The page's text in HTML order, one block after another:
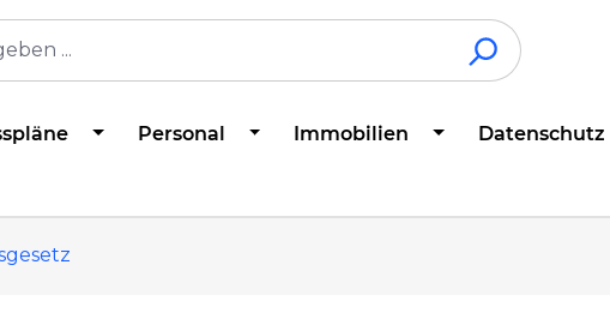
Personal Immobilien Datenschutz